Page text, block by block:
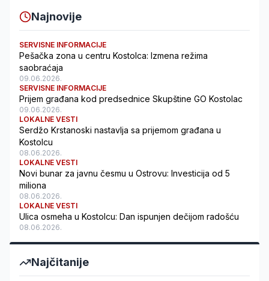
Najnovije
SERVISNE INFORMACIJE
Pešačka zona u centru Kostolca: Izmena režima
saobraćaja
09.06.2026.
SERVISNE INFORMACIJE
Prijem građana kod predsednice Skupštine GO Kostolac
09.06.2026.
LOKALNE VESTI
Serdžo Krstanoski nastavlja sa prijemom građana u
Kostolcu
08.06.2026.
LOKALNE VESTI
Novi bunar za javnu česmu u Ostrovu: Investicija od 5
miliona
08.06.2026.
LOKALNE VESTI
Ulica osmeha u Kostolcu: Dan ispunjen dečijom radošću
08.06.2026.
Najčitanije